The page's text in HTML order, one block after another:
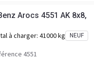
Arocs 4551 AK 8x8,
à charger: 41000 kg NEUF
4551